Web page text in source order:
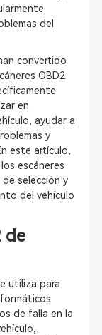
del
convertido
OBD2
en
ayudar a
y
este artículo,
escáneres
selección y
del vehículo
de
utiliza para
de falla en la